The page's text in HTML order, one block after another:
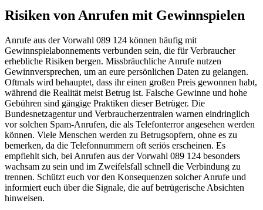
Risiken von Anrufen mit Gewinnspielen
Anrufe aus der Vorwahl 089 124 können häufig mit
Gewinnspielabonnements verbunden sein, die für Verbraucher
erhebliche Risiken bergen. Missbräuchliche Anrufe nutzen
Gewinnversprechen, um an eure persönlichen Daten zu gelangen.
Oftmals wird behauptet, dass ihr einen großen Preis gewonnen habt,
während die Realität meist Betrug ist. Falsche Gewinne und hohe
Gebühren sind gängige Praktiken dieser Betrüger. Die
Bundesnetzagentur und Verbraucherzentralen warnen eindringlich
vor solchen Spam-Anrufen, die als Telefonterror angesehen werden
können. Viele Menschen werden zu Betrugsopfern, ohne es zu
bemerken, da die Telefonnummern oft seriös erscheinen. Es
empfiehlt sich, bei Anrufen aus der Vorwahl 089 124 besonders
wachsam zu sein und im Zweifelsfall schnell die Verbindung zu
trennen. Schützt euch vor den Konsequenzen solcher Anrufe und
informiert euch über die Signale, die auf betrügerische Absichten
hinweisen.